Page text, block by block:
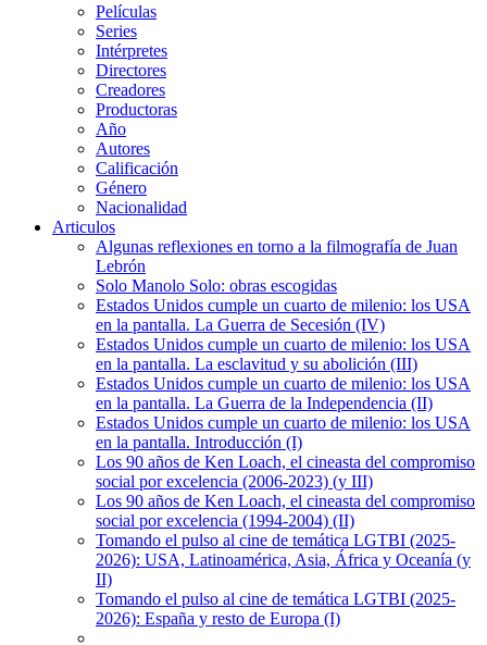
Películas
Series
Intérpretes
Directores
Creadores
Productoras
Año
Autores
Calificación
Género
Nacionalidad
Articulos
Algunas reflexiones en torno a la filmografía de Juan
Lebrón
Solo Manolo Solo: obras escogidas
Estados Unidos cumple un cuarto de milenio: los USA
en la pantalla. La Guerra de Secesión (IV)
Estados Unidos cumple un cuarto de milenio: los USA
en la pantalla. La esclavitud y su abolición (III)
Estados Unidos cumple un cuarto de milenio: los USA
en la pantalla. La Guerra de la Independencia (II)
Estados Unidos cumple un cuarto de milenio: los USA
en la pantalla. Introducción (I)
Los 90 años de Ken Loach, el cineasta del compromiso
social por excelencia (2006-2023) (y III)
Los 90 años de Ken Loach, el cineasta del compromiso
social por excelencia (1994-2004) (II)
Tomando el pulso al cine de temática LGTBI (2025-
2026): USA, Latinoamérica, Asia, África y Oceanía (y
II)
Tomando el pulso al cine de temática LGTBI (2025-
2026): España y resto de Europa (I)